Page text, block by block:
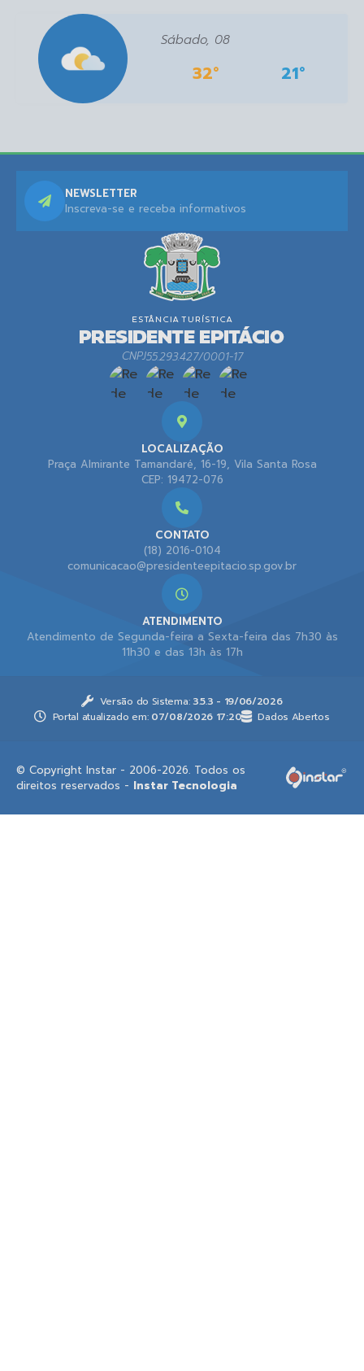
Sábado 08
32° 21°
LOCALIZAÇÃO
Praça Almirante Tamandaré, 16-19, Vila Santa Rosa
CEP: 19472-076
CONTATO
(18) 2016-0104
comunicacao@presidenteepitacio.sp.gov.br
ATENDIMENTO
Atendimento de Segunda-feira a Sexta-feira das 7h30 às
11h30 e das 13h às 17h
CNPJ55.293.427/0001-17
NEWSLETTER
Inscreva-se e receba informativos
Versão do Sistema: 3.5.3 - 19/06/2026
Portal atualizado em: 07/08/2026 17:20 Dados Abertos
© Copyright Instar - 2006-2026. Todos os
direitos reservados - Instar Tecnologia